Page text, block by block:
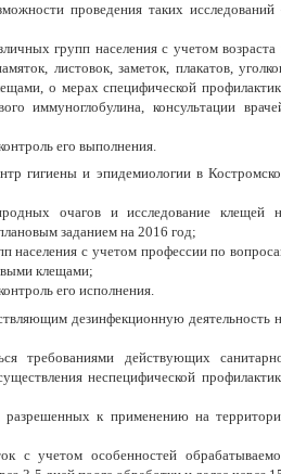
проведения таких исследований
групп населения с учетом возраста
листовок, заметок, плакатов,
о мерах специфической
иммуноглобулина, консультации
его выполнения.
гигиены и эпидемиологии в
очагов и исследование клещей
заданием на 2016 год;
населения с учетом профессии по
клещами;
его исполнения.
дезинфекционную деятельность
требованиями действующих
неспецифической
разрешенных к применению на
с учетом особенностей